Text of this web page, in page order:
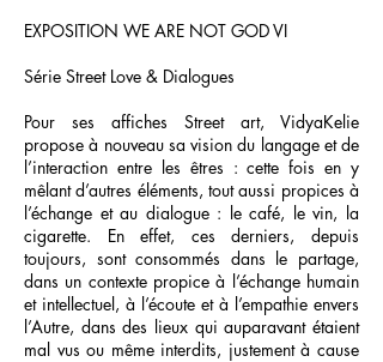
EXPOSITION WE ARE NOT GOD VI
Série Street Love & Dialogues
Pour ses affiches Street art, VidyaKelie
propose à nouveau sa vision du langage et de
l’interaction entre les êtres : cette fois en y
mêlant d’autres éléments, tout aussi propices à
l’échange et au dialogue : le café, le vin, la
cigarette. En effet, ces derniers, depuis
toujours, sont consommés dans le partage,
dans un contexte propice à l’échange humain
et intellectuel, à l’écoute et à l’empathie envers
l’Autre, dans des lieux qui auparavant étaient
mal vus ou même interdits, justement à cause